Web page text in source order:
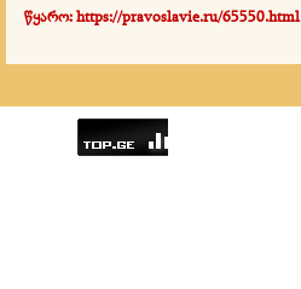
წყარო:https://pravoslavie.ru/65550.html